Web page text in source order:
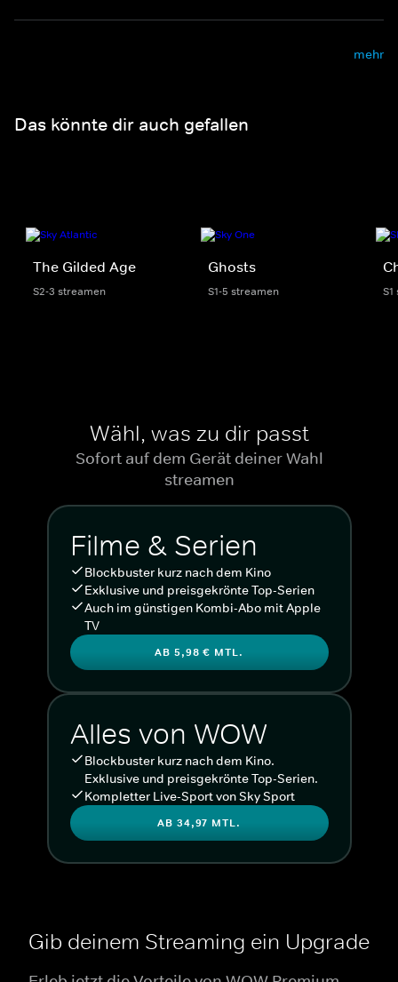
mehr
Das könnte dir auch gefallen
The Gilded Age
S2-3 streamen
Ghosts
S1-5 streamen
Wähl, was zu dir passt
Sofort auf dem Gerät deiner Wahl
streamen
Filme & Serien
Blockbuster kurz nach dem Kino
Exklusive und preisgekrönte Top-Serien
Auch im günstigen Kombi-Abo mit Apple
TV
AB 5,98 € MTL.
Alles von WOW
Blockbuster kurz nach dem Kino.
Exklusive und preisgekrönte Top-Serien.
Kompletter Live-Sport von Sky Sport
AB 34,97 MTL.
Gib deinem Streaming ein Upgrade